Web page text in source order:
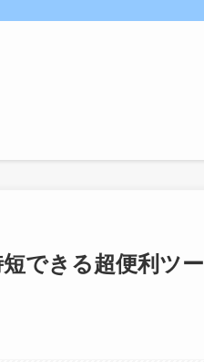
できる超便利ツー